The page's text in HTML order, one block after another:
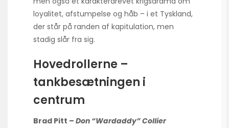
loyalitet, afstumpelse og håb – i et Tyskland,
der står på randen af kapitulation, men
stadig slår fra sig.
Hovedrollerne –
tankbesætningen i
centrum
Brad Pitt – Don “Wardaddy” Collier